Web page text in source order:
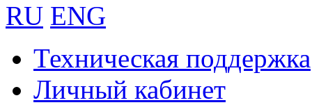
RU ENG
Техническая поддержка
Личный кабинет